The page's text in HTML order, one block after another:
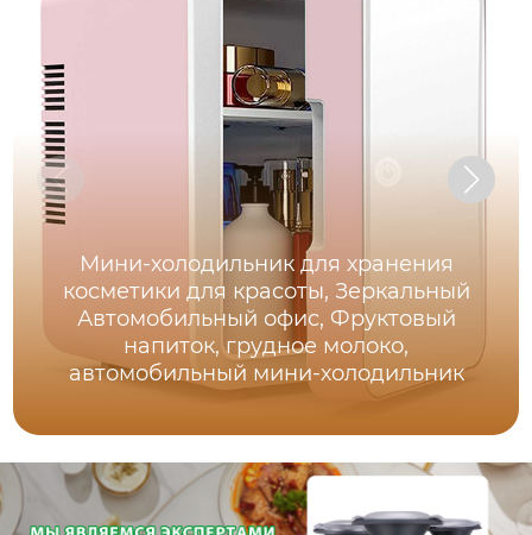
Мини-холодильник для хранения
косметики для красоты, Зеркальный
Автомобильный офис, Фруктовый
напиток, грудное молоко,
автомобильный мини-холодильник